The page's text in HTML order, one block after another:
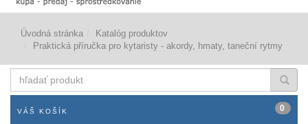
Úvodná stránka
Katalóg produktov
Praktická příručka pro kytaristy - akordy, hmaty, taneční rytmy
produkt
VÁŠ KOŠÍK 0